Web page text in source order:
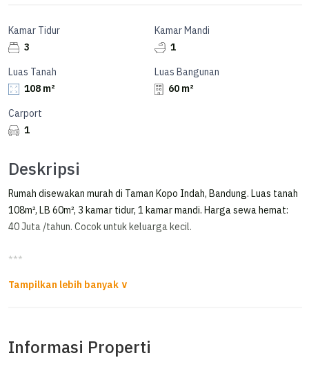
Kamar Tidur
3
Kamar Mandi
1
Luas Tanah
108 m²
Luas Bangunan
60 m²
Carport
1
Deskripsi
Rumah disewakan murah di Taman Kopo Indah, Bandung. Luas tanah
108m², LB 60m², 3 kamar tidur, 1 kamar mandi. Harga sewa hemat:
40 Juta /tahun. Cocok untuk keluarga kecil.
***
Rumah komplek Springville TKI 5
Informasi Properti